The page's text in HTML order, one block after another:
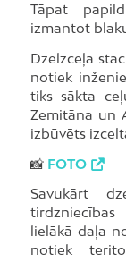
Tāpat
izmantot
Dzelzceļa
notiek
tiks sākta
Zemitāna un
izbūvēts
📸 FOTO
Savukārt
lielākā daļa
notiek